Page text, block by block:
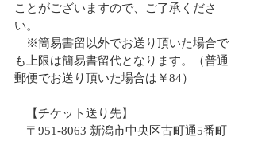
ことがございますので、ご了承くださ
い。
※簡易書留以外でお送り頂いた場合で
も上限は簡易書留代となります。（普通
郵便でお送り頂いた場合は￥84）
【チケット送り先】
〒951-8063 新潟市中央区古町通5番町